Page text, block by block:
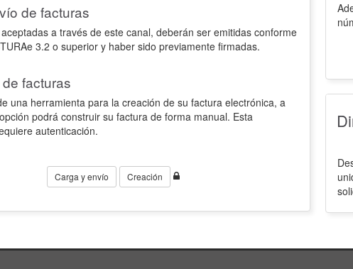
de facturas
a través de este canal, deberán ser emitidas conforme
3.2 o superior y haber sido previamente firmadas.
facturas
una herramienta para la creación de su factura electrónica, a
podrá construir su factura de forma manual. Esta
autenticación.
Carga y envío Creación